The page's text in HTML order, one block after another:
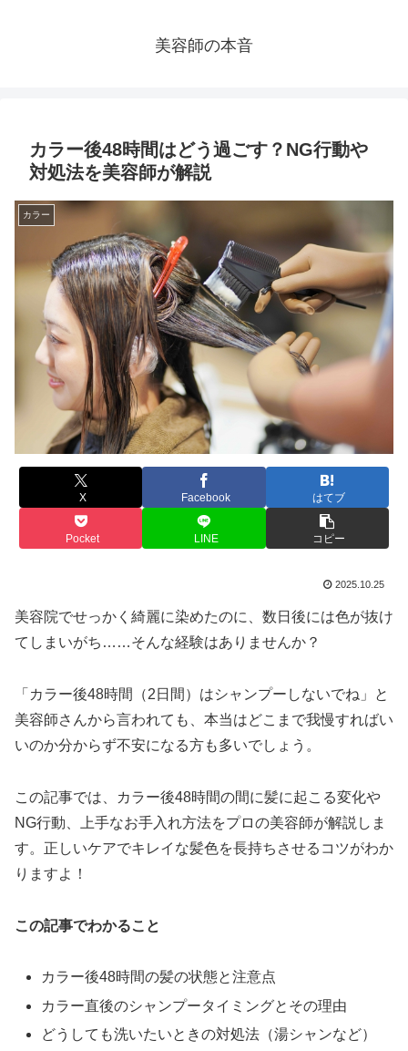
美容師の本音
カラー後48時間はどう過ごす？NG行動や
対処法を美容師が解説
カラー
X Facebook はてブ
Pocket LINE コピー
2025.10.25
美容院でせっかく綺麗に染めたのに、数日後には色が抜け
てしまいがち……そんな経験はありませんか？
「カラー後48時間（2日間）はシャンプーしないでね」と
美容師さんから言われても、本当はどこまで我慢すればい
いのか分からず不安になる方も多いでしょう。
この記事では、カラー後48時間の間に髪に起こる変化や
NG行動、上手なお手入れ方法をプロの美容師が解説しま
す。正しいケアでキレイな髪色を長持ちさせるコツがわか
りますよ！
この記事でわかること
カラー後48時間の髪の状態と注意点
カラー直後のシャンプータイミングとその理由
どうしても洗いたいときの対処法（湯シャンなど）